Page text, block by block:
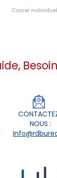
Casier
NOUS :